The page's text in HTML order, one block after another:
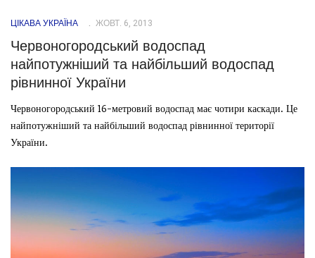
ЦІКАВА УКРАЇНА ЖОВТ. 6, 2013
Червоногородський водоспад
найпотужніший та найбільший водоспад
рівнинної України
Червоногородський 16-метровий водоспад має чотири каскади. Це
найпотужніший та найбільший водоспад рівнинної території
України.